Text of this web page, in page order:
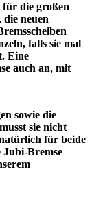
für die großen
die neuen
falls sie mal
Eine
auch an, mit
sowie die
sie nicht
für beide
Jubi-Bremse